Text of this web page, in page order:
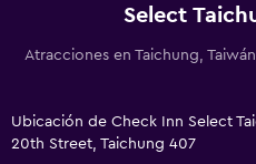
Estacionamiento gratuito
Estacionamiento privado
Select
Atracciones en Taichung,
Ubicación de Check Inn Select
20th Street, Taichung 407